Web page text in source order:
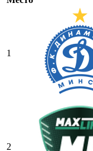
1
2